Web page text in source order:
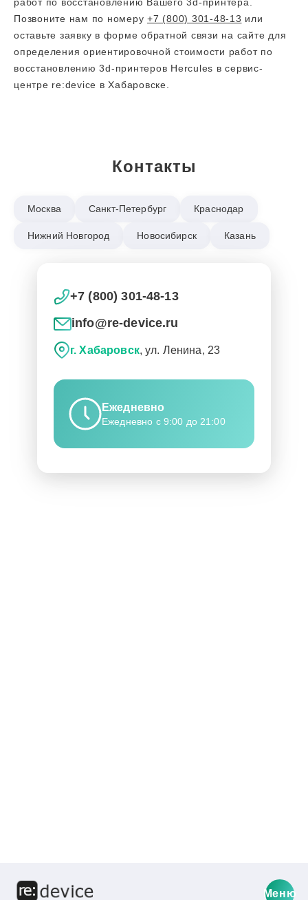
Позвоните нам по номеру +7 (800) 301-48-13 или
оставьте заявку в форме обратной связи на сайте для
определения ориентировочной стоимости работ по
восстановлению 3d-принтеров Hercules в сервис-
центре re:device в Хабаровске.
Контакты
Москва Санкт-Петербург Краснодар
Нижний Новгород Новосибирск Казань
+7 (800) 301-48-13
info@re-device.ru
г. Хабаровск, ул. Ленина, 23
Ежедневно
Ежедневно с 9:00 до 21:00
Меню